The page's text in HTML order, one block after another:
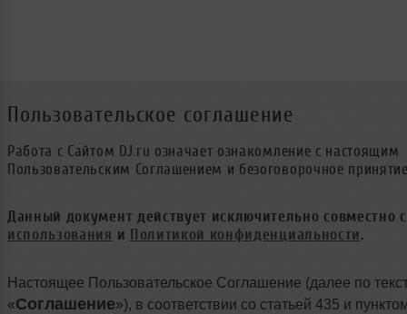
Пользовательское соглашение
Работа с Сайтом DJ.ru означает ознакомление с настоящим
Пользовательским Соглашением и безоговорочное
Данный документ действует исключительно совместно
использования и Политикой конфиденциальности.
Настоящее Пользовательское Соглашение (далее по
«Соглашение»), в соответствии со статьей 435 и